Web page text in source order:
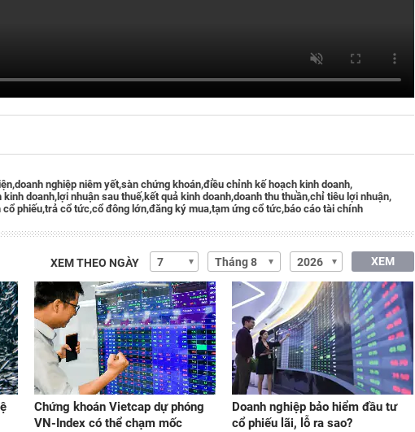
doanh nghiệp niêm yết,sàn chứng khoán,điều chỉnh kế hoạch kinh doanh,
kinh doanh, lợi nhuận sau thuế,kết quả kinh doanh,doanh thu thuần,chỉ tiêu lợi nhuận,
cổ phiếu,trả cổ tức,cổ đông lớn,đăng ký mua,tạm ứng cổ tức,báo cáo tài chính
XEM THEO NGÀY XEM
Chứng khoán Vietcap dự phóng
VN-Index có thể chạm mốc
Doanh nghiệp bảo hiểm đầu tư
cổ phiếu lãi, lỗ ra sao?